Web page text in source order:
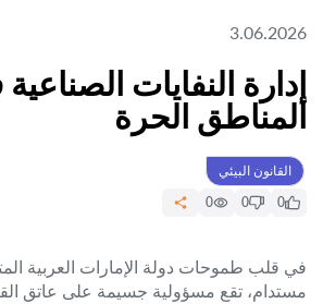
3.06.2026
إدارة النفايات
المناطق الحرة
القانون البيئي
0
0
0
في قلب طموحات دولة الإمارات العربية
مستدام، تقع مسؤولية جسيمة على عاتق